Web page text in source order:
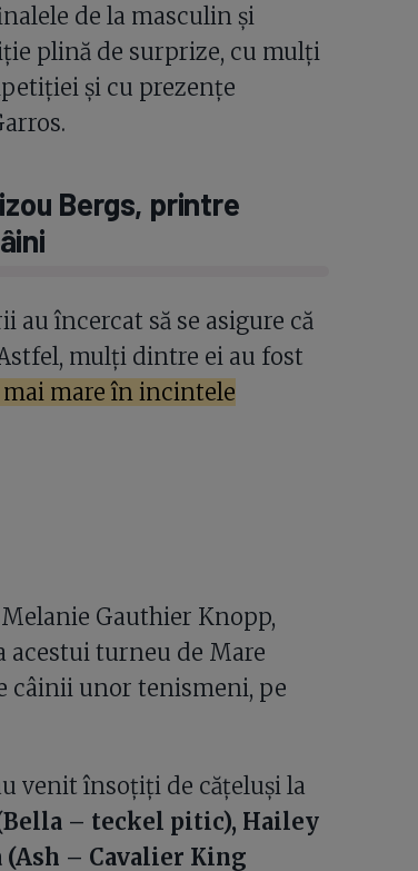
de la masculin și
plină de surprize, cu mulți
și cu prezențe
Bergs, printre
au încercat să se asigure că
mulți dintre ei au fost
mare în incintele
Gauthier Knopp,
turneu de Mare
câinii unor tenismeni, pe
venit însoțiți de cățeluși la
– teckel pitic), Hailey
(Ash – Cavalier King